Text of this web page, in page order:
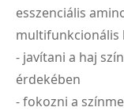
esszenciális
multifunkcionális
- javítani a haj
érdekében
- fokozni a